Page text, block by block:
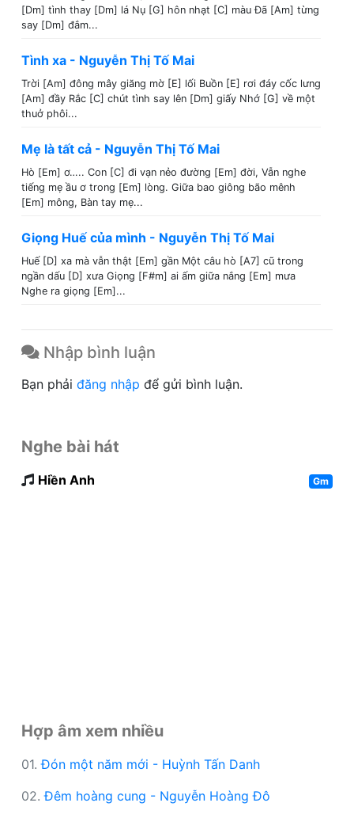
[Dm] tình thay [Dm] lá Nụ [G] hôn nhạt [C] màu Đã [Am] từng
say [Dm] đắm...
Tình xa - Nguyễn Thị Tố Mai
Trời [Am] đông mây giăng mờ [E] lối Buồn [E] rơi đáy cốc lưng
[Am] đầy Rắc [C] chút tình say lên [Dm] giấy Nhớ [G] về một
thuở phôi...
Mẹ là tất cả - Nguyễn Thị Tố Mai
Hò [Em] ơ….. Con [C] đi vạn nẻo đường [Em] đời, Vẫn nghe
tiếng mẹ ầu ơ trong [Em] lòng. Giữa bao giông bão mênh
[Em] mông, Bàn tay mẹ...
Giọng Huế của mình - Nguyễn Thị Tố Mai
Huế [D] xa mà vẫn thật [Em] gần Một câu hò [A7] cũ trong
ngần dấu [D] xưa Giọng [F#m] ai ấm giữa nắng [Em] mưa
Nghe ra giọng [Em]...
Nhập bình luận
Bạn phải đăng nhập để gửi bình luận.
Nghe bài hát
Hiền Anh Gm
Hợp âm xem nhiều
01.Đón một năm mới - Huỳnh Tấn Danh
02.Đêm hoàng cung - Nguyễn Hoàng Đô